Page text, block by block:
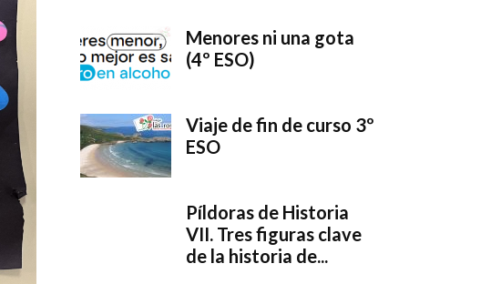
Menores ni una gota
(4º ESO)
Viaje de fin de curso 3º
ESO
Píldoras de Historia
VII. Tres figuras clave
de la historia de...